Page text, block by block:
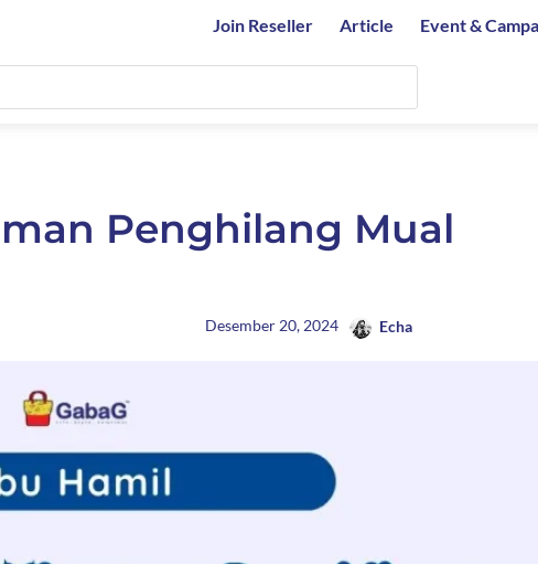
Join Reseller Article Event &
Penghilang Mual
Desember 20, 2024 Echa